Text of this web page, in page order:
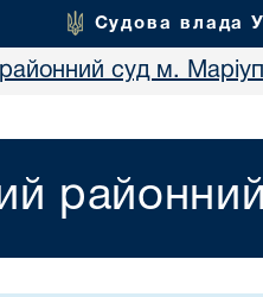
Судова влада
суд м.